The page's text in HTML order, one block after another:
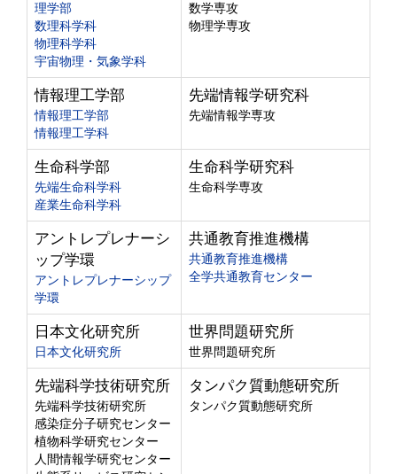
理学部
数理科学科
物理科学科
宇宙物理・気象学科
数学専攻
物理学専攻
情報理工学部
情報理工学部
情報理工学科
先端情報学研究科
先端情報学専攻
生命科学部
先端生命科学科
産業生命科学科
生命科学研究科
生命科学専攻
アントレプレナーシ
ップ学環
アントレプレナーシップ
学環
共通教育推進機構
共通教育推進機構
全学共通教育センター
日本文化研究所
日本文化研究所
世界問題研究所
世界問題研究所
先端科学技術研究所
先端科学技術研究所
感染症分子研究センター
植物科学研究センター
人間情報学研究センター
タンパク質動態研究所
タンパク質動態研究所